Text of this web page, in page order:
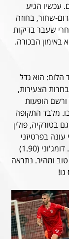
עכשיו הגיע
שחור, בחוזה
שעבר בדיקות
באימון הבכורה.
הלום: הוא גדל
הצעירות,
הופעות
מלבד התקופה
בטורקיה, פולין
עונה בפרטיזני
טיראנה מהליגה האלבנית. דומג'וני (1.90)
ומהיר. נתראה